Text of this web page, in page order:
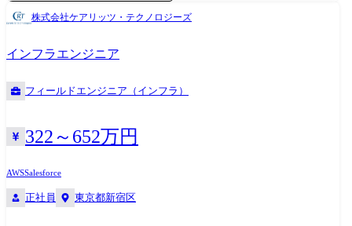
ITトレンド分析・システム企画・導入計画策定・RFP作成 ⑵PMO PMO・
VMO・PJリカバリ支援・業務施策推進 正社員中心の開発チームに所属
ライアント向けのシステム開発に従事する職種です。これまでに培った
スキルや経験をもとに、様々な業界・業種のクライアントに貢献するこ
とが可能です。 <職務内容> ●WEBアプリケーションの要件定義・設計・
株式会社ケアリッツ・テクノロジーズ
インフラエンジニア
フィールドエンジニア（インフラ）
322～652万円
AWSSalesforce
正社員 東京都新宿区